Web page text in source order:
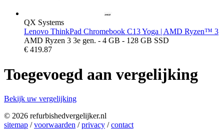
QX Systems
Lenovo ThinkPad Chromebook C13 Yoga | AMD Ryzen™ 3
AMD Ryzen 3 3e gen. - 4 GB - 128 GB SSD
€ 419.87
Toegevoegd aan vergelijking
Bekijk uw vergelijking
© 2026 refurbishedvergelijker.nl
sitemap /voorwaarden /privacy /contact